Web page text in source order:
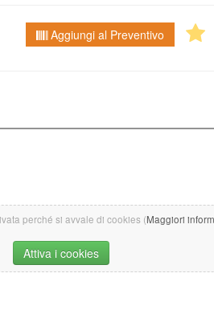
Aggiungi al Preventivo
perché si avvale di cookies (Maggiori
Attiva i cookies